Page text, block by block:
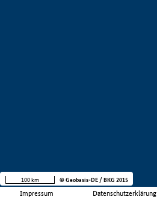
Impressum Datenschutzerklärung
100 km © Geobasis-DE / BKG 2015